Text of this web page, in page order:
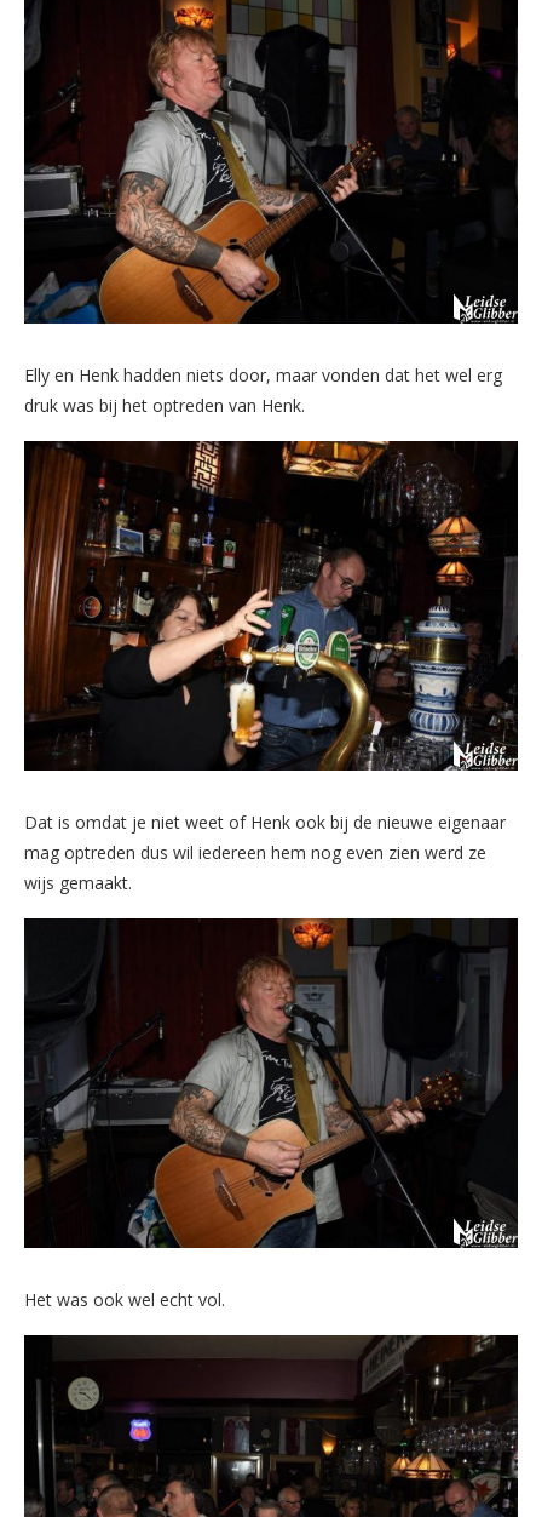
Elly en Henk hadden niets door, maar vonden dat het wel erg
druk was bij het optreden van Henk.
Dat is omdat je niet weet of Henk ook bij de nieuwe eigenaar
mag optreden dus wil iedereen hem nog even zien werd ze
wijs gemaakt.
Het was ook wel echt vol.